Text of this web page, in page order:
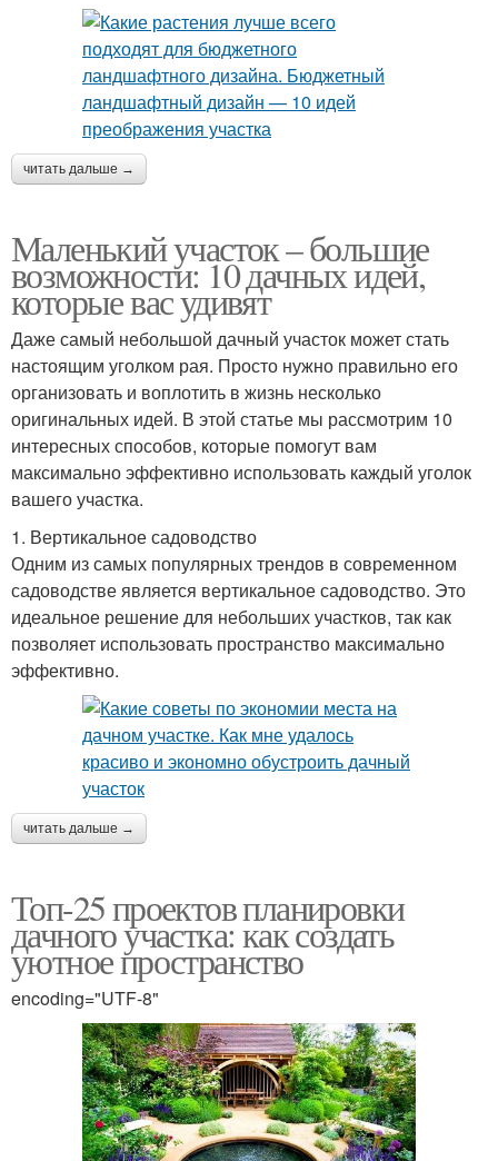
читать дальше →
Маленький участок – большие
возможности: 10 дачных идей,
которые вас удивят
Даже самый небольшой дачный участок может стать
настоящим уголком рая. Просто нужно правильно его
организовать и воплотить в жизнь несколько
оригинальных идей. В этой статье мы рассмотрим 10
интересных способов, которые помогут вам
максимально эффективно использовать каждый уголок
вашего участка.
1. Вертикальное садоводство
Одним из самых популярных трендов в современном
садоводстве является вертикальное садоводство. Это
идеальное решение для небольших участков, так как
позволяет использовать пространство максимально
эффективно.
читать дальше →
Топ-25 проектов планировки
дачного участка: как создать
уютное пространство
encoding="UTF-8"